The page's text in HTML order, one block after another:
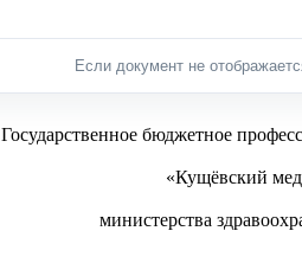
Если документ не
Государственное бюджетное
«Кущёвский
министерства